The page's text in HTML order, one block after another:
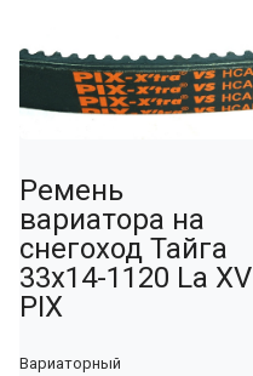
Ремень
вариатора на
снегоход Тайга
33х14-1120 Lа XV
PIX
Вариаторный